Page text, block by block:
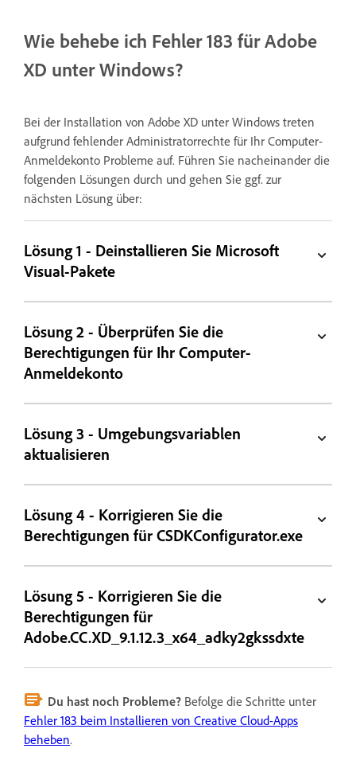
Wie behebe ich Fehler 183 für Adobe
XD unter Windows?
Bei der Installation von Adobe XD unter Windows treten
aufgrund fehlender Administratorrechte für Ihr Computer-
Anmeldekonto Probleme auf. Führen Sie nacheinander die
folgenden Lösungen durch und gehen Sie ggf. zur
nächsten Lösung über:
Lösung 1 - Deinstallieren Sie Microsoft
Visual-Pakete
Lösung 2 - Überprüfen Sie die
Berechtigungen für Ihr Computer-
Anmeldekonto
Lösung 3 - Umgebungsvariablen
aktualisieren
Lösung 4 - Korrigieren Sie die
Berechtigungen für CSDKConfigurator.exe
Lösung 5 - Korrigieren Sie die
Berechtigungen für
Adobe.CC.XD_9.1.12.3_x64_adky2gkssdxte
Du hast noch Probleme? Befolge die Schritte unter
Fehler 183 beim Installieren von Creative Cloud-Apps
beheben.